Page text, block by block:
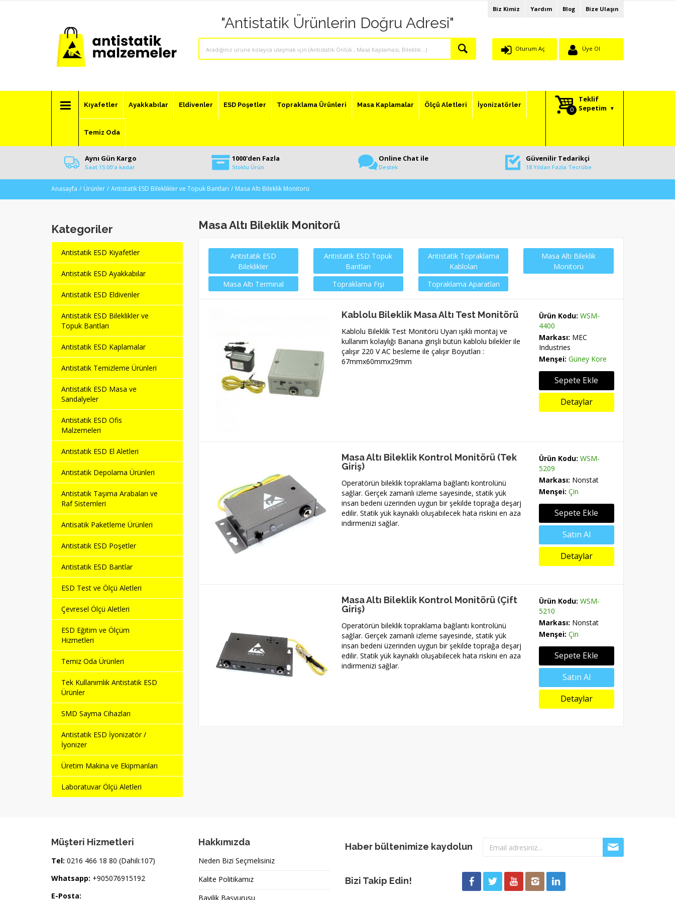
Biz Kimiz Yardım Blog Bize Ulaşın
"Antistatik Ürünlerin Doğru Adresi"
Oturum Aç Üye Ol
Kıyafetler Ayakkabılar Eldivenler ESD Poşetler Topraklama Ürünleri Masa Kaplamalar Ölçü Aletleri İyonizatörler
Temiz Oda
Teklif
Sepetim
Aynı Gün Kargo
Saat 15:00'a kadar
1000'den Fazla
Stoklu Ürün
Online Chat ile
Destek
Güvenilir Tedarikçi
18 Yıldan Fazla Tecrübe
Anasayfa Ürünler Antistatik ESD Bileklikler ve Topuk Bantları Masa Altı Bileklik Monitorü
Kategoriler
Antistatik ESD Kıyafetler
Antistatik ESD Ayakkabılar
Antistatik ESD Eldivenler
Antistatik ESD Bileklikler ve
Topuk Bantları
Antistatik ESD Kaplamalar
Antistatik Temizleme Ürünleri
Antistatik ESD Masa ve
Sandalyeler
Antistatik ESD Ofis
Malzemeleri
Antistatik ESD El Aletleri
Antistatik Depolama Ürünleri
Antistatik Taşıma Arabaları ve
Raf Sistemleri
Antisatik Paketleme Ürünleri
Antistatik ESD Poşetler
Antistatik ESD Bantlar
ESD Test ve Ölçü Aletleri
Çevresel Ölçü Aletleri
ESD Eğitim ve Ölçüm
Hizmetleri
Temiz Oda Ürünleri
Tek Kullanımlık Antistatik ESD
Ürünler
SMD Sayma Cihazları
Antistatik ESD İyonizatör /
İyonizer
Üretim Makina ve Ekipmanları
Laboratuvar Ölçü Aletleri
Masa Altı Bileklik Monitorü
Antistatik ESD
Bileklikler
Antistatik ESD Topuk
Bantları
Antistatik Topraklama
Kabloları
Masa Altı Bileklik
Monitorü
Masa Altı Terminal
Topraklama Fişi Topraklama Aparatları
Kablolu Bileklik Masa Altı Test Monitörü
Kablolu Bileklik Test Monitörü Uyarı ışıklı montaj ve
kullanım kolaylığı Banana girişli bütün kablolu bilekler ile
çalışır 220 V AC besleme ile çalışır Boyutları :
67mmx60mmx29mm
Ürün Kodu: WSM-
4400
Markası: MEC
Industries
Menşei: Güney Kore
Sepete Ekle
Detaylar
Masa Altı Bileklik Kontrol Monitörü (Tek
Giriş)
Operatörün bileklik topraklama bağlantı kontrolünü
sağlar. Gerçek zamanlı izleme sayesinde, statik yük
insan bedeni üzerinden uygun bir şekilde toprağa deşarj
edilir. Statik yük kaynaklı oluşabilecek hata riskini en aza
indirmenizi sağlar.
Ürün Kodu: WSM-
5209
Markası: Nonstat
Menşei: Çin
Sepete Ekle
Satın Al
Detaylar
Masa Altı Bileklik Kontrol Monitörü (Çift
Giriş)
Operatörün bileklik topraklama bağlantı kontrolünü
sağlar. Gerçek zamanlı izleme sayesinde, statik yük
insan bedeni üzerinden uygun bir şekilde toprağa deşarj
edilir. Statik yük kaynaklı oluşabilecek hata riskini en aza
indirmenizi sağlar.
Ürün Kodu: WSM-
5210
Markası: Nonstat
Menşei: Çin
Sepete Ekle
Satın Al
Detaylar
Müşteri Hizmetleri
Tel: 0216 466 18 80 (Dahili:107)
Whatsapp: +905076915192
E-Posta:
Hakkımızda
Neden Bizi Seçmelisiniz
Kalite Politikamız
Bayilik Başvurusu
Haber bültenimize kaydolun
Bizi Takip Edin!